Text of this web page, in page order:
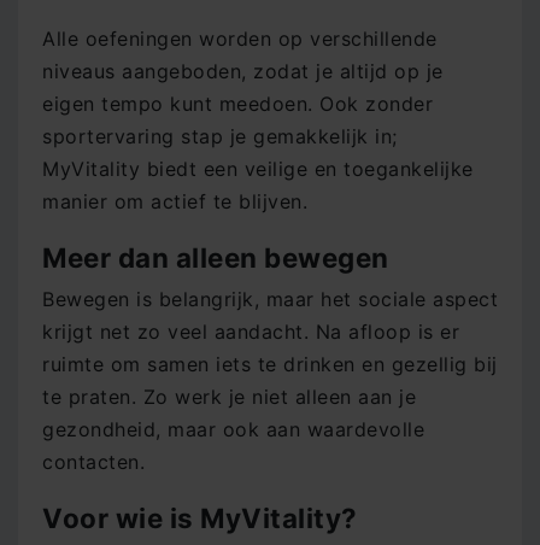
Alle oefeningen worden op verschillende
niveaus aangeboden, zodat je altijd op je
eigen tempo kunt meedoen. Ook zonder
sportervaring stap je gemakkelijk in;
MyVitality biedt een veilige en toegankelijke
manier om actief te blijven.
Meer dan alleen bewegen
Bewegen is belangrijk, maar het sociale aspect
krijgt net zo veel aandacht. Na afloop is er
ruimte om samen iets te drinken en gezellig bij
te praten. Zo werk je niet alleen aan je
gezondheid, maar ook aan waardevolle
contacten.
Voor wie is MyVitality?